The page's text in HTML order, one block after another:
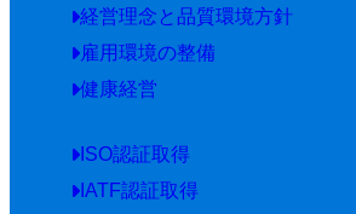
経営理念と品質環境方針
雇用環境の整備
健康経営
ISO認証取得
IATF認証取得